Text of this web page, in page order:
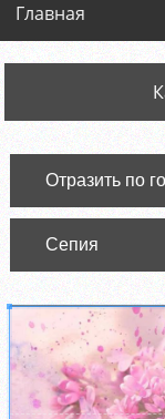
Главная
Отразить по
Сепия